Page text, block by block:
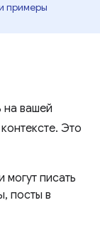
примеры
на вашей
Это
писать
посты в